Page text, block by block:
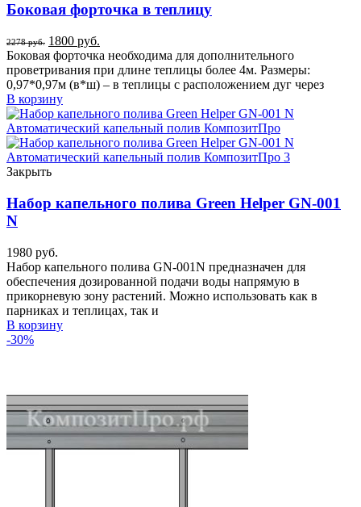
Боковая форточка в теплицу
2278руб. 1800 руб.
Боковая форточка необходима для дополнительного
проветривания при длине теплицы более 4м. Размеры:
0,97*0,97м (в*ш) – в теплицы с расположением дуг через
В корзину
Закрыть
Набор капельного полива Green Helper GN-001
N
1980 руб.
Набор капельного полива GN-001N предназначен для
обеспечения дозированной подачи воды напрямую в
прикорневую зону растений. Можно использовать как в
парниках и теплицах, так и
В корзину
-30%